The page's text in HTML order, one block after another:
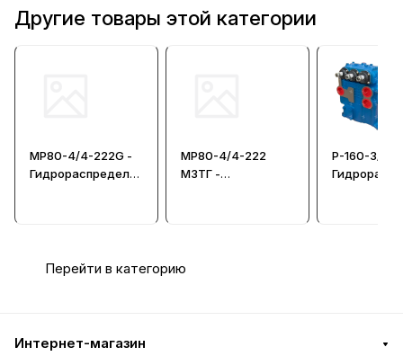
Другие товары этой категории
МР80-4/4-222G -
Гидрораспредели
МР80-4/4-222
МЗТГ -
Р-160-3/1-
Перейти в категорию
Интернет-магазин